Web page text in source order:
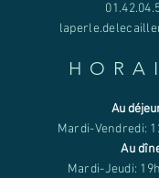
Au
Mardi-Vendredi:
Au
Mardi-Jeudi: